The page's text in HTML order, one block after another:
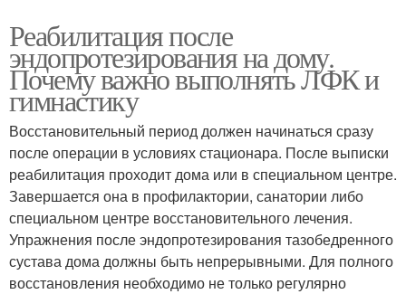
Реабилитация после
эндопротезирования на дому.
Почему важно выполнять ЛФК и
гимнастику
Восстановительный период должен начинаться сразу
после операции в условиях стационара. После выписки
реабилитация проходит дома или в специальном центре.
Завершается она в профилактории, санатории либо
специальном центре восстановительного лечения.
Упражнения после эндопротезирования тазобедренного
сустава дома должны быть непрерывными. Для полного
восстановления необходимо не только регулярно